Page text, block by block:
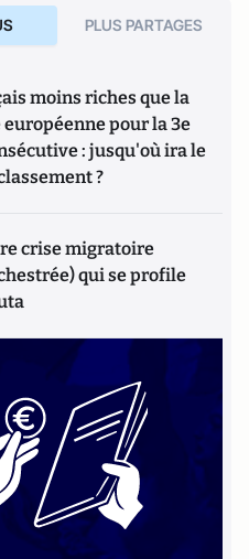
PLUS PARTAGES
moins riches que la
pour la 3e
: jusqu'où ira le
?
crise migratoire
qui se profile